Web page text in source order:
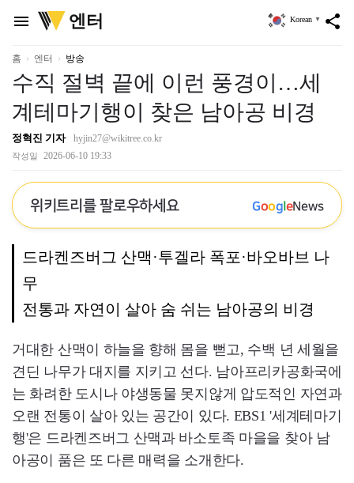
menu
위
키
리
엔터 share
Korean ▼
홈 엔터 방송
수직 절벽 끝에 이런 풍경이…세
계테마기행이 찾은 남아공 비경
정혁진 기자 hyjin27@wikitree.co.kr
작성일 2026-06-10 19:33
위키트리를 팔로우하세요 GoogleNews
드라켄즈버그 산맥·투겔라 폭포·바오바브 나
무
전통과 자연이 살아 숨 쉬는 남아공의 비경
거대한 산맥이 하늘을 향해 몸을 뻗고, 수백 년 세월을
견딘 나무가 대지를 지키고 선다. 남아프리카공화국에
는 화려한 도시나 야생동물 못지않게 압도적인 자연과
오랜 전통이 살아 있는 공간이 있다. EBS1 '세계테마기
행'은 드라켄즈버그 산맥과 바소토족 마을을 찾아 남
아공이 품은 또 다른 매력을 소개한다.